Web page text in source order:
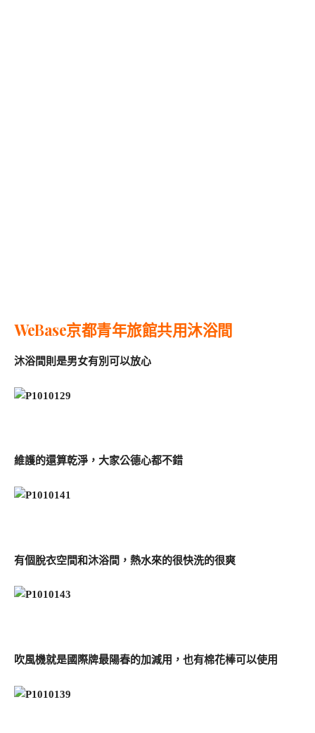
WeBase京都青年旅館共用沐浴間
沐浴間則是男女有別可以放心
維護的還算乾淨，大家公德心都不錯
有個脫衣空間和沐浴間，熱水來的很快洗的很爽
吹風機就是國際牌最陽春的加減用，也有棉花棒可以使用